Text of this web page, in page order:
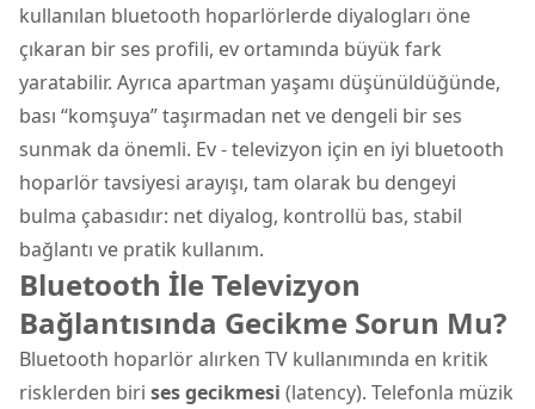
kullanılan bluetooth hoparlörlerde diyalogları öne
çıkaran bir ses profili, ev ortamında büyük fark
yaratabilir. Ayrıca apartman yaşamı düşünüldüğünde,
bası “komşuya” taşırmadan net ve dengeli bir ses
sunmak da önemli. Ev - televizyon için en iyi bluetooth
hoparlör tavsiyesi arayışı, tam olarak bu dengeyi
bulma çabasıdır: net diyalog, kontrollü bas, stabil
bağlantı ve pratik kullanım.
Bluetooth İle Televizyon
Bağlantısında Gecikme Sorun Mu?
Bluetooth hoparlör alırken TV kullanımında en kritik
risklerden biri ses gecikmesi (latency). Telefonla müzik